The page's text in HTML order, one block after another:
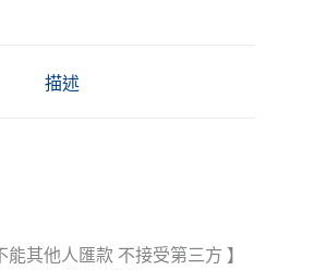
描述
其他人匯款 不接受第三方 】